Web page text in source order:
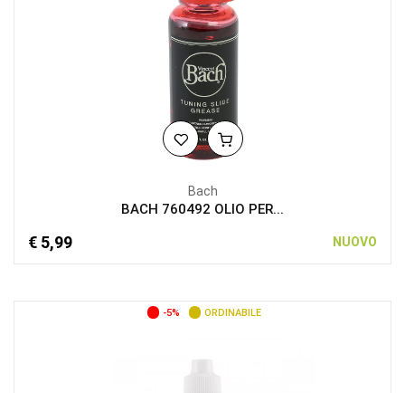
Bach
BACH 760492 OLIO PER...
€ 5,99 NUOVO
-5% ORDINABILE